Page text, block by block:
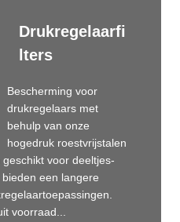
Drukregelaarfi
lters
Bescherming voor
drukregelaars met
behulp van onze
hogedruk roestvrijstalen
voor deeltjes-
een langere
voorraad...